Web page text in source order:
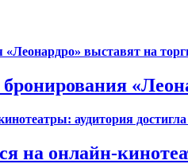
на онлайн-